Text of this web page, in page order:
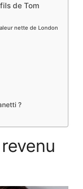
de Tom
nette de London
?